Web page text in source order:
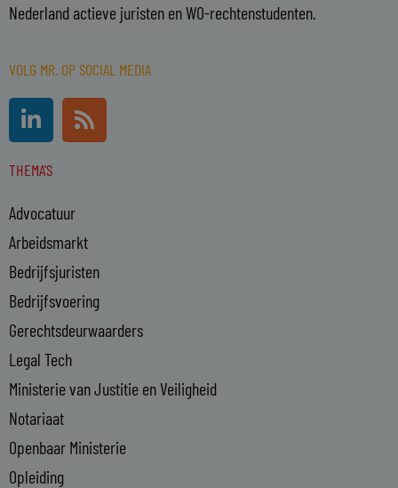
Nederland actieve juristen en WO-rechtenstudenten.
VOLG MR. OP SOCIAL MEDIA
L
i
n
k
d
i
n
-
i
n
R
s
s
THEMA'S
Advocatuur
Arbeidsmarkt
Bedrijfsjuristen
Bedrijfsvoering
Gerechtsdeurwaarders
Legal Tech
Ministerie van Justitie en Veiligheid
Notariaat
Openbaar Ministerie
Opleiding